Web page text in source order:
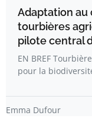
Adaptation au
tourbières
pilote central
EN BREF
pour la
Emma Dufour